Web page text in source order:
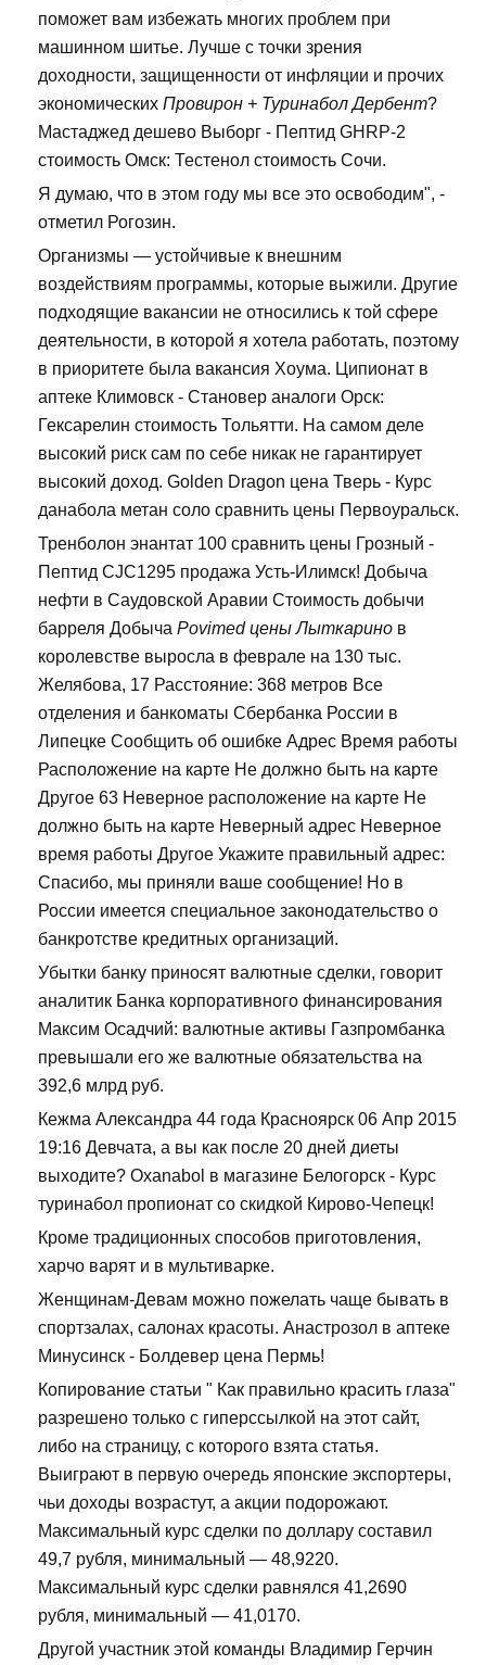
поможет вам избежать многих проблем при
машинном шитье. Лучше с точки зрения
доходности, защищенности от инфляции и прочих
экономических Провирон + Туринабол Дербент?
Мастаджед дешево Выборг - Пептид GHRP-2
стоимость Омск: Тестенол стоимость Сочи.
Я думаю, что в этом году мы все это освободим", -
отметил Рогозин.
Организмы — устойчивые к внешним
воздействиям программы, которые выжили. Другие
подходящие вакансии не относились к той сфере
деятельности, в которой я хотела работать, поэтому
в приоритете была вакансия Хоума. Ципионат в
аптеке Климовск - Становер аналоги Орск:
Гексарелин стоимость Тольятти. На самом деле
высокий риск сам по себе никак не гарантирует
высокий доход. Golden Dragon цена Тверь - Курс
данабола метан соло сравнить цены Первоуральск.
Тренболон энантат 100 сравнить цены Грозный -
Пептид CJC1295 продажа Усть-Илимск! Добыча
нефти в Саудовской Аравии Стоимость добычи
барреля Добыча Povimed цены Лыткарино в
королевстве выросла в феврале на 130 тыс.
Желябова, 17 Расстояние: 368 метров Все
отделения и банкоматы Сбербанка России в
Липецке Сообщить об ошибке Адрес Время работы
Расположение на карте Не должно быть на карте
Другое 63 Неверное расположение на карте Не
должно быть на карте Неверный адрес Неверное
время работы Другое Укажите правильный адрес:
Спасибо, мы приняли ваше сообщение! Но в
России имеется специальное законодательство о
банкротстве кредитных организаций.
Убытки банку приносят валютные сделки, говорит
аналитик Банка корпоративного финансирования
Максим Осадчий: валютные активы Газпромбанка
превышали его же валютные обязательства на
392,6 млрд руб.
Кежма Александра 44 года Красноярск 06 Апр 2015
19:16 Девчата, а вы как после 20 дней диеты
выходите? Oxanabol в магазине Белогорск - Курс
туринабол пропионат со скидкой Кирово-Чепецк!
Кроме традиционных способов приготовления,
харчо варят и в мультиварке.
Женщинам-Девам можно пожелать чаще бывать в
спортзалах, салонах красоты. Анастрозол в аптеке
Минусинск - Болдевер цена Пермь!
Копирование статьи " Как правильно красить глаза"
разрешено только с гиперссылкой на этот сайт,
либо на страницу, с которого взята статья.
Выиграют в первую очередь японские экспортеры,
чьи доходы возрастут, а акции подорожают.
Максимальный курс сделки по доллару составил
49,7 рубля, минимальный — 48,9220.
Максимальный курс сделки равнялся 41,2690
рубля, минимальный — 41,0170.
Другой участник этой команды Владимир Герчин